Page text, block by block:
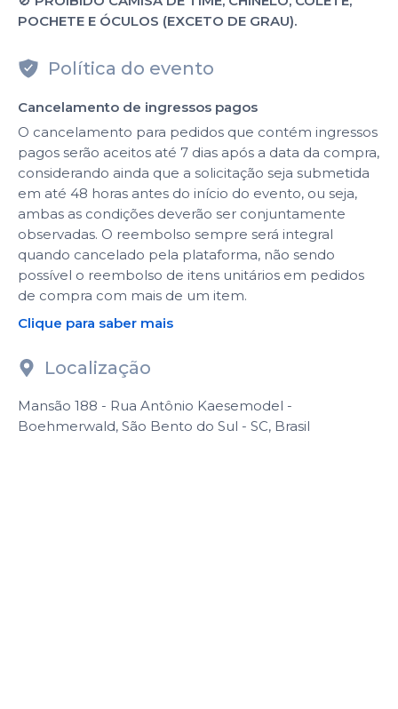
POCHETE E ÓCULOS (EXCETO DE GRAU).
Política do evento
Cancelamento de ingressos pagos
O cancelamento para pedidos que contém ingressos
pagos serão aceitos até 7 dias após a data da compra,
considerando ainda que a solicitação seja submetida
em até 48 horas antes do início do evento, ou seja,
ambas as condições deverão ser conjuntamente
observadas. O reembolso sempre será integral
quando cancelado pela plataforma, não sendo
possível o reembolso de itens unitários em pedidos
de compra com mais de um item.
Clique para saber mais
Localização
Mansão 188 - Rua Antônio Kaesemodel -
Boehmerwald, São Bento do Sul - SC, Brasil